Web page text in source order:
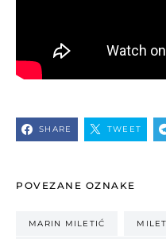
SHARE TWEET
POVEZANE OZNAKE
MARIN MILETIĆ